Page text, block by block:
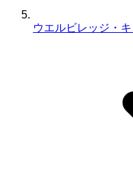
ウエルビレッジ・